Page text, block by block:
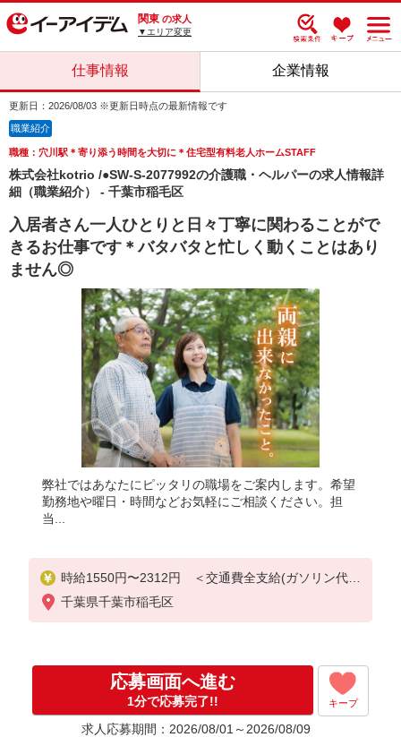
関東 の求人
▼エリア変更
仕事情報 企業情報
更新日：2026/08/03 ※更新日時点の最新情報です
職業紹介
職種：穴川駅＊寄り添う時間を大切に＊住宅型有料老人ホームSTAFF
株式会社kotrio /●SW-S-2077992の介護職・ヘルパーの求人情報詳
細（職業紹介） - 千葉市稲毛区
入居者さん一人ひとりと日々丁寧に関わることがで
きるお仕事です＊バタバタと忙しく動くことはあり
ません◎
弊社ではあなたにピッタリの職場をご案内します。希望
勤務地や曜日・時間などお気軽にご相談ください。担
当...
時給1550円〜2312円 ＜交通費全支給(ガソリン代含
む)＞
千葉県千葉市稲毛区
応募画面へ進む
1分で応募完了!! キープ
求人応募期間：2026/08/01～2026/08/09